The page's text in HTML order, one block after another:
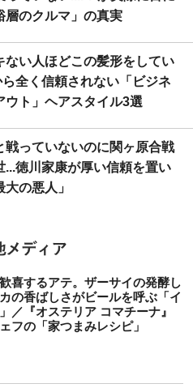
層のクルマ」の真実
ない人ほどこの髪形をしてい
ら全く信頼されない「ビジネ
ウト」ヘアスタイル3選
戦っていないのに関ヶ原合戦
...徳川家康が厚い信頼を置い
の悪人」
喜するアテ。ザーサイの発酵し
の香ばしさがビールを呼ぶ「イ
／『オステリア コマチーナ』
フの「家つまみレシピ」